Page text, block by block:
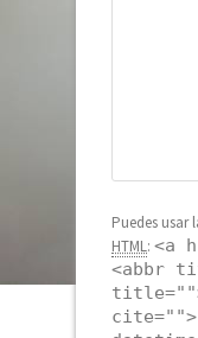
Puedes usar
HTML: <a
<abbr
cite="">